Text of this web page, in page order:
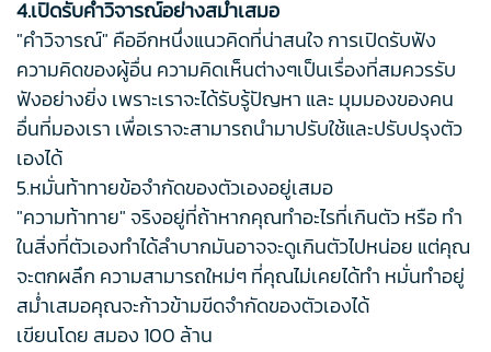
4.เปิดรับคำวิจารณ์อย่างสม่ำเสมอ
"คำวิจารณ์" คืออีกหนึ่งแนวคิดที่น่าสนใจ การเปิดรับฟัง
ความคิดของผู้อื่น ความคิดเห็นต่างๆเป็นเรื่องที่สมควรรับ
ฟังอย่างยิ่ง เพราะเราจะได้รับรู้ปัญหา และ มุมมองของคน
อื่นที่มองเรา เพื่อเราจะสามารถนำมาปรับใช้และปรับปรุงตัว
เองได้
5.หมั่นท้าทายข้อจำกัดของตัวเองอยู่เสมอ
"ความท้าทาย" จริงอยู่ที่ถ้าหากคุณทำอะไรที่เกินตัว หรือ ทำ
ในสิ่งที่ตัวเองทำได้ลำบากมันอาจจะดูเกินตัวไปหน่อย แต่คุณ
จะตกผลึก ความสามารถใหม่ๆ ที่คุณไม่เคยได้ทำ หมั่นทำอยู่
สม่ำเสมอคุณจะก้าวข้ามขีดจำกัดของตัวเองได้
เขียนโดย สมอง 100 ล้าน